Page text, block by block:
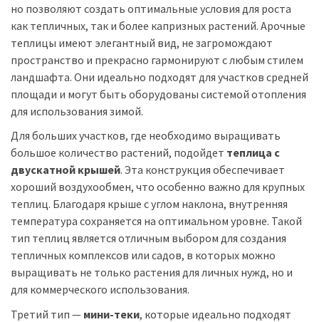
но позволяют создать оптимальные условия для роста
как тепличных, так и более капризных растений. Арочные
теплицы имеют элегантный вид, не загромождают
пространство и прекрасно гармонируют с любым стилем
ландшафта. Они идеально подходят для участков средней
площади и могут быть оборудованы системой отопления
для использования зимой.
Для больших участков, где необходимо выращивать
большое количество растений, подойдет теплица с
двускатной крышей. Эта конструкция обеспечивает
хороший воздухообмен, что особенно важно для крупных
теплиц. Благодаря крыше с углом наклона, внутренняя
температура сохраняется на оптимальном уровне. Такой
тип теплиц является отличным выбором для создания
тепличных комплексов или садов, в которых можно
выращивать не только растения для личных нужд, но и
для коммерческого использования.
Третий тип — мини-теки, которые идеально подходят